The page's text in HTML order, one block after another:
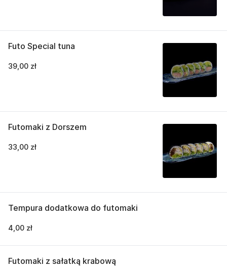
Futo Special tuna
39,00 zł
Futomaki z Dorszem
33,00 zł
Tempura dodatkowa do futomaki
4,00 zł
Futomaki z sałatką krabową